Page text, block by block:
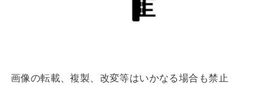
画像の転載、複製、改変等はいかなる場合も禁止